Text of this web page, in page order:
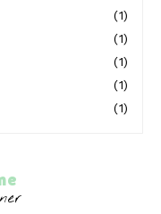
(1)
(1)
(1)
(1)
(1)